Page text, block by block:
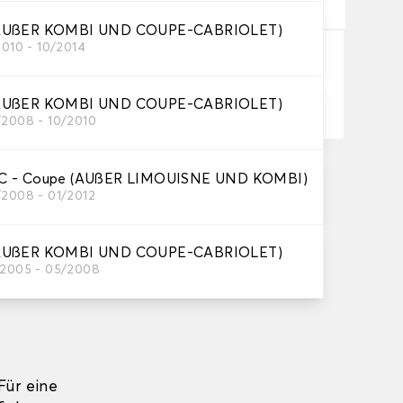
KOMBI UND COUPE-CABRIOLET)
- 10/2014
KOMBI UND COUPE-CABRIOLET)
- 10/2010
- Coupe (AUßER LIMOUISNE UND KOMBI)
- 01/2012
KOMBI UND COUPE-CABRIOLET)
- 05/2008
10 Werktage
am 26.08.2026
eine